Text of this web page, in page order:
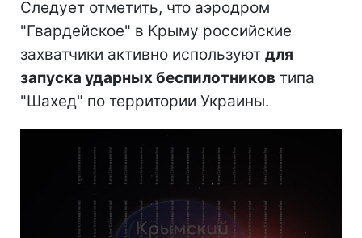
Следует отметить, что аэродром
"Гвардейское" в Крыму российские
захватчики активно используют для
запуска ударных беспилотников типа
"Шахед" по территории Украины.